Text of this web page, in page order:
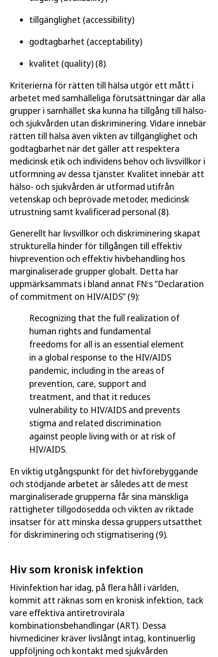
tillgänglighet (accessibility)
godtagbarhet (acceptability)
kvalitet (quality) (8).
Kriterierna för rätten till hälsa utgör ett mått i
arbetet med samhälleliga förutsättningar där alla
grupper i samhället ska kunna ha tillgång till hälso-
och sjukvården utan diskriminering. Vidare innebär
rätten till hälsa även vikten av tillgänglighet och
godtagbarhet när det gäller att respektera
medicinsk etik och individens behov och livsvillkor i
utformning av dessa tjänster. Kvalitet innebär att
hälso- och sjukvården är utformad utifrån
vetenskap och beprövade metoder, medicinsk
utrustning samt kvalificerad personal (8).
Generellt har livsvillkor och diskriminering skapat
strukturella hinder för tillgången till effektiv
hivprevention och effektiv hivbehandling hos
marginaliserade grupper globalt. Detta har
uppmärksammats i bland annat FN:s ”Declaration
of commitment on HIV/AIDS” (9):
Recognizing that the full realization of
human rights and fundamental
freedoms for all is an essential element
in a global response to the HIV/AIDS
pandemic, including in the areas of
prevention, care, support and
treatment, and that it reduces
vulnerability to HIV/AIDS and prevents
stigma and related discrimination
against people living with or at risk of
HIV/AIDS.
En viktig utgångspunkt för det hivförebyggande
och stödjande arbetet är således att de mest
marginaliserade grupperna får sina mänskliga
rättigheter tillgodosedda och vikten av riktade
insatser för att minska dessa gruppers utsatthet
för diskriminering och stigmatisering (9).
Hiv som kronisk infektion
Hivinfektion har idag, på flera håll i världen,
kommit att räknas som en kronisk infektion, tack
vare effektiva antiretrovirala
kombinationsbehandlingar (ART). Dessa
hivmediciner kräver livslångt intag, kontinuerlig
uppföljning och kontakt med sjukvården